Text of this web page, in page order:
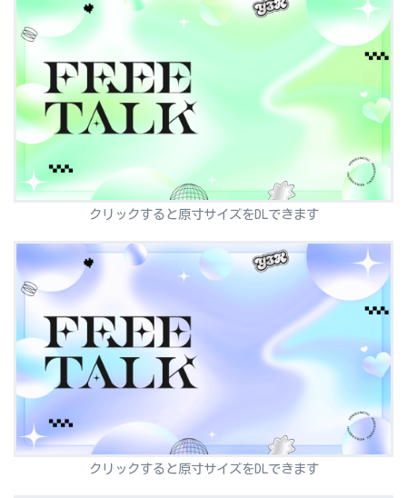
クリックすると原寸サイズをDLできます
クリックすると原寸サイズをDLできます